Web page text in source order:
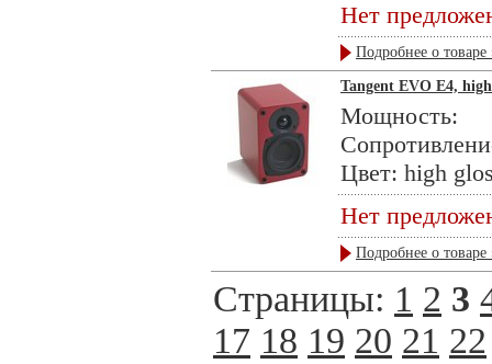
Нет
Подробнее о товаре
Tangent EVO E4,
Мощность:
Цвет: high
Нет
Подробнее о товаре
Страницы: 1 2 3
17 18 19 20 21 22